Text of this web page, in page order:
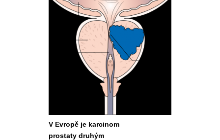
V Evropě je karcinom
prostaty druhým